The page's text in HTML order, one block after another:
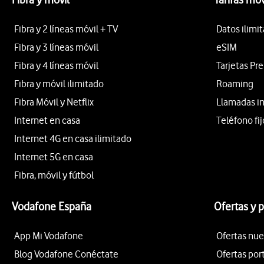
Fibra y 2 líneas móvil + TV
Fibra y 3 líneas móvil
Fibra y 4 líneas móvil
Fibra y móvil ilimitado
Fibra Móvil y Netflix
Internet en casa
Internet 4G en casa ilimitado
Internet 5G en casa
Fibra, móvil y fútbol
Datos
eSIM
Tarjetas
Roaming
Llamadas
Teléfono
Vodafone España
App Mi Vodafone
Blog Vodafone Conéctate
Ofertas y
Ofertas
Ofertas